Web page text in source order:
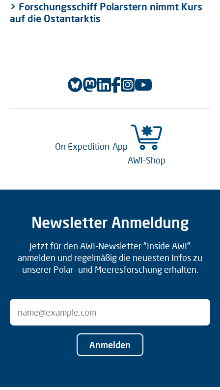
> Forschungsschiff Polarstern nimmt Kurs
auf die Ostantarktis
On Expedition-App
AWI-Shop
Newsletter Anmeldung
Jetzt für den AWI-Newsletter "Inside AWI"
anmelden und regelmäßig die neuesten Infos zu
unserer Polar- und Meeresforschung erhalten.
Anmelden